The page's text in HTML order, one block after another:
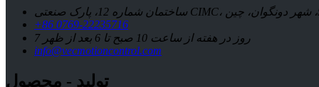
+86 0769-22235716
7 روز در هفته از ساعت 10 صبح تا 6 بعد از ظهر
info@vecmotioncontrol.com
تولید - محصول